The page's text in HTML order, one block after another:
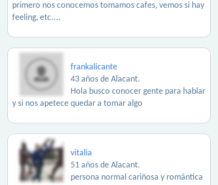
primero nos conocemos tomamos cafes, vemos si hay
feeling, etc....
frankalicante
43 años de Alacant.
Hola busco conocer gente para hablar
y si nos apetece quedar a tomar algo
vitalia
51 años de Alacant.
persona normal cariñosa y romántica